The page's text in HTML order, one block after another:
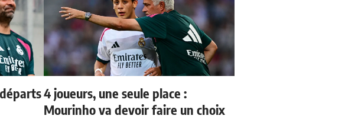
4 joueurs, une seule place :
Mourinho va devoir faire un choix